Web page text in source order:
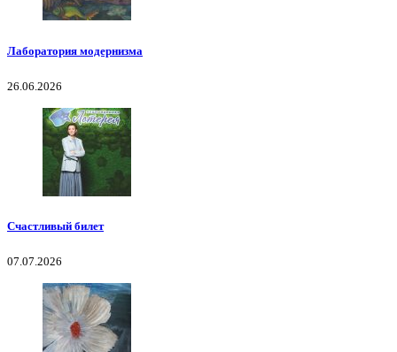
Лаборатория модернизма
26.06.2026
Счастливый билет
07.07.2026